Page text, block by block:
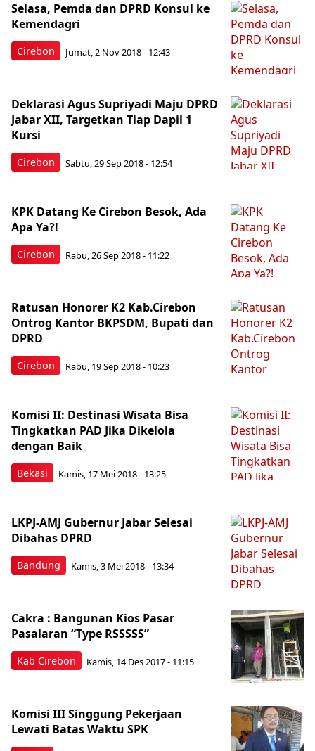
Cirebon
Selasa, Pemda dan DPRD Konsul ke
Kemendagri
Jumat, 2 Nov 2018 - 12:43
Cirebon
Deklarasi Agus Supriyadi Maju DPRD
Jabar XII, Targetkan Tiap Dapil 1
Kursi
Sabtu, 29 Sep 2018 - 12:54
Cirebon
KPK Datang Ke Cirebon Besok, Ada
Apa Ya?!
Rabu, 26 Sep 2018 - 11:22
Cirebon
Ratusan Honorer K2 Kab.Cirebon
Ontrog Kantor BKPSDM, Bupati dan
DPRD
Rabu, 19 Sep 2018 - 10:23
Bekasi
Komisi II: Destinasi Wisata Bisa
Tingkatkan PAD Jika Dikelola
dengan Baik
Kamis, 17 Mei 2018 - 13:25
Bandung
LKPJ-AMJ Gubernur Jabar Selesai
Dibahas DPRD
Kamis, 3 Mei 2018 - 13:34
Kab Cirebon
Cakra : Bangunan Kios Pasar
Pasalaran “Type RSSSSS”
Kamis, 14 Des 2017 - 11:15
Komisi III Singgung Pekerjaan
Lewati Batas Waktu SPK